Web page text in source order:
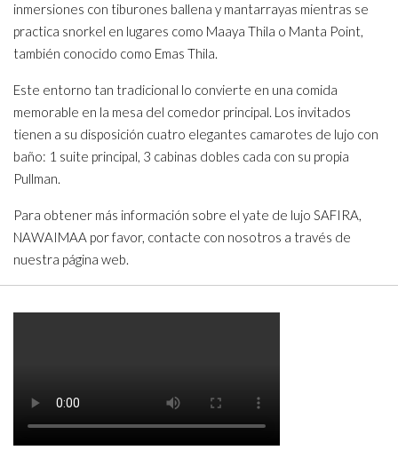
inmersiones con tiburones ballena y mantarrayas mientras se
practica snorkel en lugares como Maaya Thila o Manta Point,
también conocido como Emas Thila.
Este entorno tan tradicional lo convierte en una comida
memorable en la mesa del comedor principal. Los invitados
tienen a su disposición cuatro elegantes camarotes de lujo con
baño: 1 suite principal, 3 cabinas dobles cada con su propia
Pullman.
Para obtener más información sobre el yate de lujo SAFIRA,
NAWAIMAA por favor, contacte con nosotros a través de
nuestra página web.